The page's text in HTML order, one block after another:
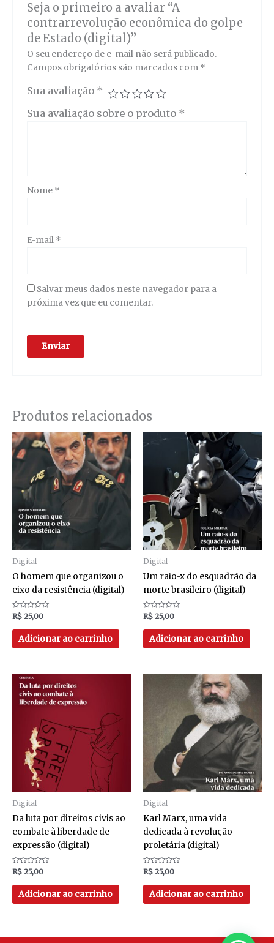
Seja o primeiro a avaliar “A
contrarrevolução econômica do golpe
de Estado (digital)”
O seu endereço de e-mail não será publicado.
Campos obrigatórios são marcados com *
Sua avaliação *
Sua avaliação sobre o produto *
Nome *
E-mail *
Salvar meus dados neste navegador para a
próxima vez que eu comentar.
Produtos relacionados
Digital
O homem que organizou o
eixo da resistência (digital)
Avaliação
de
R$ 25,00
Adicionar ao carrinho
Digital
Um raio-x do esquadrão da
morte brasileiro (digital)
Avaliação
de
R$ 25,00
Adicionar ao carrinho
Digital
Da luta por direitos civis ao
combate à liberdade de
expressão (digital)
Avaliação
de
R$ 25,00
Adicionar ao carrinho
Digital
Karl Marx, uma vida
dedicada à revolução
proletária (digital)
Avaliação
de
R$ 25,00
Adicionar ao carrinho